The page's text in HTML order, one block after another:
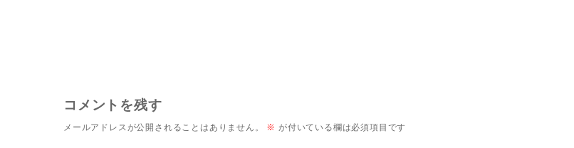
コメントを残す
メールアドレスが公開されることはありません。 ※ が付いている欄は必須項目です